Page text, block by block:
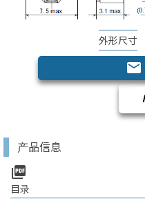
外形尺寸
email
产品信息
picture_as_pdf
目录